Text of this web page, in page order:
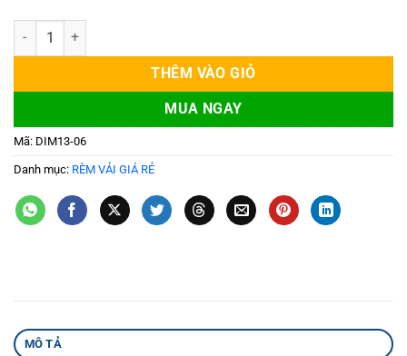
Rèm vải cửa sổ 06 số lượng
THÊM VÀO GIỎ
MUA NGAY
Mã: DIM13-06
Danh mục: RÈM VẢI GIÁ RẺ
MÔ TẢ